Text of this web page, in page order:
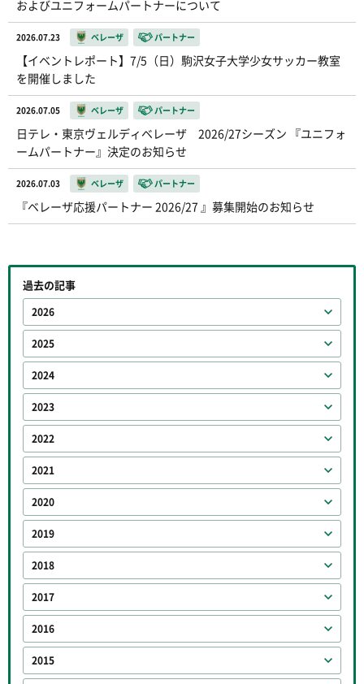
およびユニフォームパートナーについて
2026.07.23 ベレーザ パートナー
【イベントレポート】7/5（日）駒沢女子大学少女サッカー教室
を開催しました
2026.07.05 ベレーザ パートナー
日テレ・東京ヴェルディベレーザ 2026/27シーズン 『ユニフォ
ームパートナー』決定のお知らせ
2026.07.03 ベレーザ パートナー
『ベレーザ応援パートナー 2026/27 』募集開始のお知らせ
過去の記事
2026
2025
2024
2023
2022
2021
2020
2019
2018
2017
2016
2015